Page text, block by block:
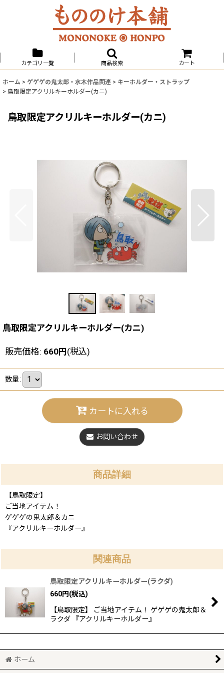
カテゴリ一覧 商品検索 カート
ホーム > ゲゲゲの鬼太郎・水木作品関連 > キーホルダー・ストラップ
> 鳥取限定アクリルキーホルダー(カニ)
鳥取限定アクリルキーホルダー(カニ)
鳥取限定アクリルキーホルダー(カニ)
販売価格: 660円(税込)
数量:
カートに入れる
お問い合わせ
商品詳細
【鳥取限定】
ご当地アイテム！
ゲゲゲの鬼太郎＆カニ
『アクリルキーホルダー』
関連商品
鳥取限定アクリルキーホルダー(ラクダ)
660円(税込)
【鳥取限定】 ご当地アイテム！ ゲゲゲの鬼太郎＆
ラクダ 『アクリルキーホルダー』
ホーム